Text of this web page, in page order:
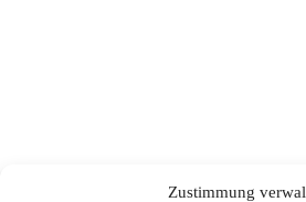
Zustimmung